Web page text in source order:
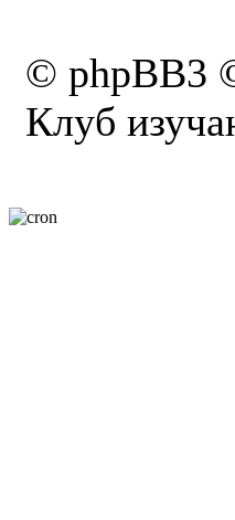
© phpBB3
Клуб